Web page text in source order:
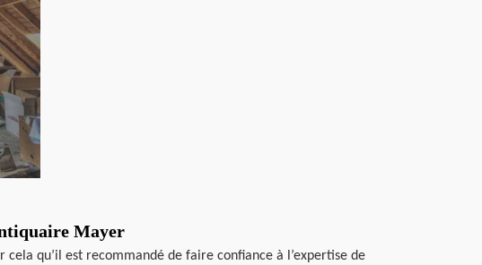
Mayer
qu’il est recommandé de faire confiance à l’expertise de